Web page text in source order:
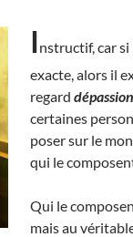
Instructif, car
exacte, alors il
regard
certaines
poser sur le
qui le
Qui le
mais au